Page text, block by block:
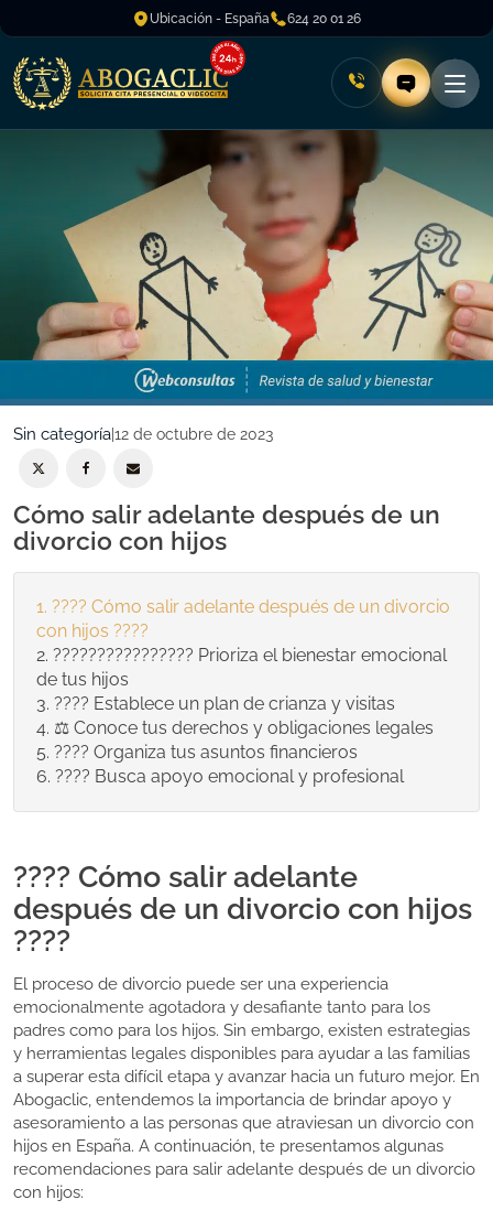
Ubicación - España 624 20 01 26
Sin categoría12 de octubre de 2023
Cómo salir adelante después de un
divorcio con hijos
???? Cómo salir adelante después de un divorcio
con hijos ????
????‍????‍????‍???? Prioriza el bienestar emocional
de tus hijos
????️ Establece un plan de crianza y visitas
⚖️ Conoce tus derechos y obligaciones legales
???? Organiza tus asuntos financieros
???? Busca apoyo emocional y profesional
???? Cómo salir adelante
después de un divorcio con hijos
????
El proceso de divorcio puede ser una experiencia
emocionalmente agotadora y desafiante tanto para los
padres como para los hijos. Sin embargo, existen estrategias
y herramientas legales disponibles para ayudar a las familias
a superar esta difícil etapa y avanzar hacia un futuro mejor. En
Abogaclic, entendemos la importancia de brindar apoyo y
asesoramiento a las personas que atraviesan un divorcio con
hijos en España. A continuación, te presentamos algunas
recomendaciones para salir adelante después de un divorcio
con hijos: